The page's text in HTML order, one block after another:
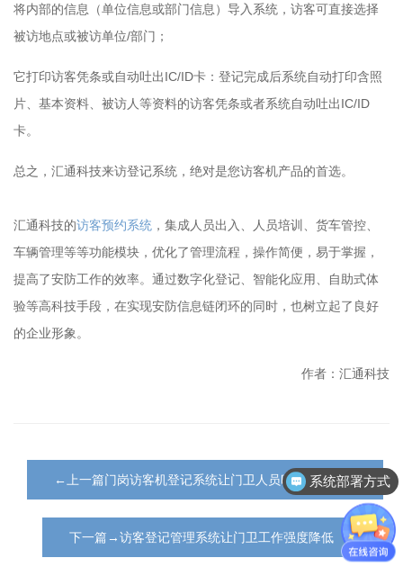
将内部的信息（单位信息或部门信息）导入系统，访客可直接选择
被访地点或被访单位/部门；
它打印访客凭条或自动吐出IC/ID卡：登记完成后系统自动打印含照
片、基本资料、被访人等资料的访客凭条或者系统自动吐出IC/ID
卡。
总之，汇通科技来访登记系统，绝对是您访客机产品的首选。
汇通科技的访客预约系统 ，集成人员出入、人员培训、货车管控、
车辆管理等等功能模块，优化了管理流程，操作简便，易于掌握，
提高了安防工作的效率。通过数字化登记、智能化应用、自助式体
验等高科技手段，在实现安防信息链闭环的同时，也树立起了良好
的企业形象。
作者：汇通科技
←上一篇门岗访客机登记系统让门卫人员时间得到解放
下一篇→访客登记管理系统让门卫工作强度降低
系统部署方式